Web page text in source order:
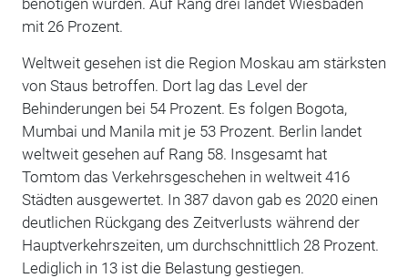
mit 26 Prozent.
Weltweit gesehen ist die Region Moskau am stärksten
von Staus betroffen. Dort lag das Level der
Behinderungen bei 54 Prozent. Es folgen Bogota,
Mumbai und Manila mit je 53 Prozent. Berlin landet
weltweit gesehen auf Rang 58. Insgesamt hat
Tomtom das Verkehrsgeschehen in weltweit 416
Städten ausgewertet. In 387 davon gab es 2020 einen
deutlichen Rückgang des Zeitverlusts während der
Hauptverkehrszeiten, um durchschnittlich 28 Prozent.
Lediglich in 13 ist die Belastung gestiegen.